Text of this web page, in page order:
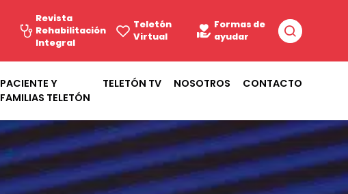
Revista
Rehabilitación
Integral
Teletón
Virtual
Formas de
ayudar
PACIENTE Y
FAMILIAS TELETÓN
TELETÓN TV NOSOTROS CONTACTO